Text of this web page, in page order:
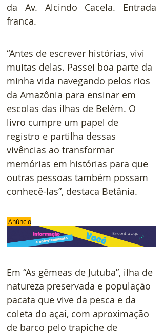
da Av. Alcindo Cacela. Entrada
franca.
“Antes de escrever histórias, vivi
muitas delas. Passei boa parte da
minha vida navegando pelos rios
da Amazônia para ensinar em
escolas das ilhas de Belém. O
livro cumpre um papel de
registro e partilha dessas
vivências ao transformar
memórias em histórias para que
outras pessoas também possam
conhecê-las”, destaca Betânia.
Anúncio
Em “As gêmeas de Jutuba”, ilha de
natureza preservada e população
pacata que vive da pesca e da
coleta do açaí, com aproximação
de barco pelo trapiche de